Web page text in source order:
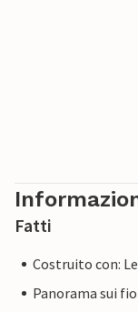
Fatti
Costruito con:
Panorama sui